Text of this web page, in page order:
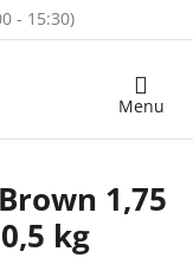
Nákupný
1,75
kg